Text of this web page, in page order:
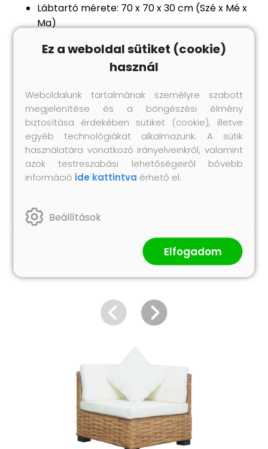
Lábtartó mérete: 70 x 70 x 30 cm (Szé x Mé x
Ma)
Va)
Hátpárna mérete: 70 x 40 x 8 cm (Ho x Szé x
Max. teherbírás (ülőhelyenként): 110 kg
Összeszerelést igényel: igen
A szállítás tartalma:
1 db sarokkanapé
1 db lábtartó
1 db ülőpárna
Hasonló termékek
Ez a weboldal sütiket (cookie)
használ
Weboldalunk tartalmának személyre szabott
megjelenítése és a böngészési élmény
biztosítása érdekében sütiket (cookie), illetve
egyéb technológiákat alkalmazunk. A sütik
használatára vonatkozó irányelveinkről, valamint
azok testreszabási lehetőségeiről bővebb
információ ide kattintva érhető el.
Beállítások
Elfogadom